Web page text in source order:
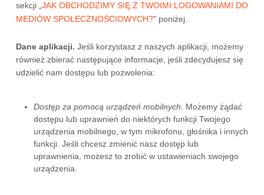
sekcji „ JAK OBCHODZIMY SIĘ Z TWOIMI LOGOWANIAMI DO
MEDIÓW SPOŁECZNOŚCIOWYCH?" poniżej.
Dane aplikacji. Jeśli korzystasz z naszych aplikacji, możemy
również zbierać następujące informacje, jeśli zdecydujesz się
udzielić nam dostępu lub pozwolenia:
Dostęp za pomocą urządzeń mobilnych.
Możemy żądać
dostępu lub uprawnień do niektórych funkcji Twojego
urządzenia mobilnego, w tym mikrofonu, głośnika i innych
funkcji. Jeśli chcesz zmienić nasz dostęp lub
uprawnienia, możesz to zrobić w ustawieniach swojego
urządzenia.